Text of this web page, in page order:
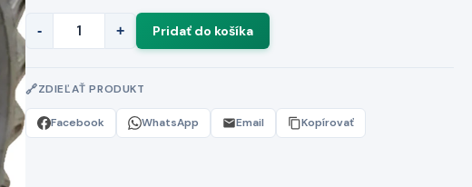
- +
ZDIEĽAŤ PRODUKT
Facebook WhatsApp Email Kopírovať